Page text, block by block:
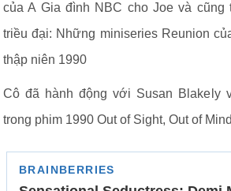
của A Gia đình NBC cho Joe và cũng
triều đại: Những miniseries Reunion
thập niên 1990
Cô đã hành động với Susan Blakely
trong phim 1990 Out of Sight, Out of